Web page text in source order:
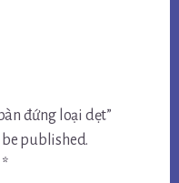
đứng loại dẹt”
published.
*